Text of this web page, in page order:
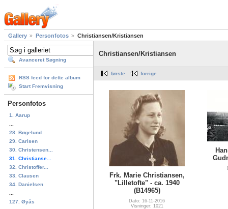
Gallery Personfotos Christiansen/Kristiansen
Avanceret Søgning
RSS feed for dette album
Start Fremvisning
Personfotos
1. Aarup
28. Bøgelund
29. Carlsen
30. Christensen...
31. Christianse...
32. Christoffer...
33. Clausen
34. Danielsen
127. Øyås
Christiansen/Kristiansen
første forrige
Frk. Marie Christiansen,
"Lilletofte" - ca. 1940
(B14965)
Dato: 16-11-2016
Visninger: 1021